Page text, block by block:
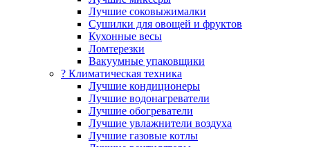
Лучшие соковыжималки
Сушилки для овощей и фруктов
Кухонные весы
Ломтерезки
Вакуумные упаковщики
?️ Климатическая техника
Лучшие кондиционеры
Лучшие водонагреватели
Лучшие обогреватели
Лучшие увлажнители воздуха
Лучшие газовые котлы